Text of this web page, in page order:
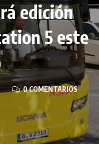
edición
5 este
0 COMENTARIOS